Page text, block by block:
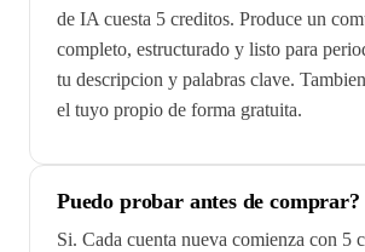
de IA cuesta 5 creditos. Produce un
completo, estructurado y listo para
tu descripcion y palabras clave.
el tuyo propio de forma gratuita.
Puedo probar antes de comprar?
Si. Cada cuenta nueva comienza con 5